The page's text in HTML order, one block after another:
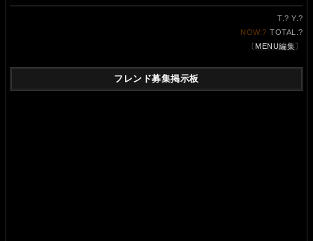
T.? Y.?
NOW.? TOTAL.?
〔MENU編集〕
フレンド募集掲示板